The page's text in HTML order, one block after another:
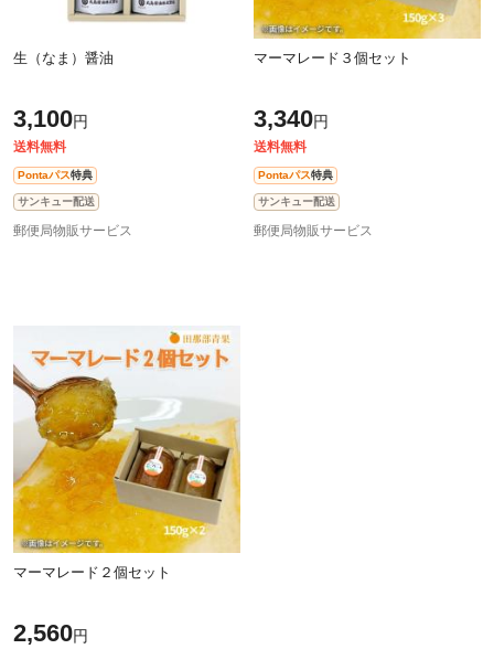
生（なま）醤油
3,100円
送料無料
Pontaパス特典
サンキュー配送
郵便局物販サービス
マーマレード３個セット
3,340円
送料無料
Pontaパス特典
サンキュー配送
郵便局物販サービス
マーマレード２個セット
2,560円